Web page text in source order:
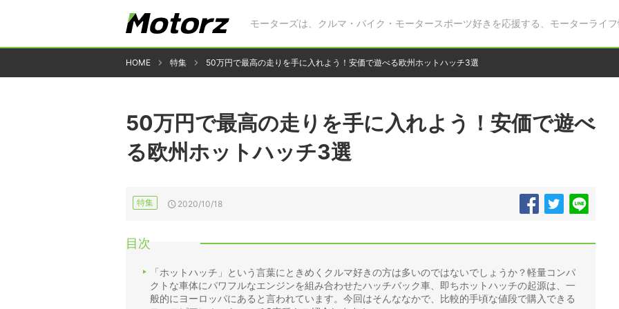
モーターズは、クルマ・バイク・モータースポーツ好きを応援する、モーターライフ
HOME 特集 50万円で最高の走りを手に入れよう！安価で遊べる欧州ホットハッチ3選
50万円で最高の走りを手に入れよう！安価で遊べ
る欧州ホットハッチ3選
特集 2020/10/18
目次
「ホットハッチ」という言葉にときめくクルマ好きの方は多いのではないでしょうか？軽量コンパ
クトな車体にパワフルなエンジンを組み合わせたハッチバック車、即ちホットハッチの起源は、一
般的にヨーロッパにあると言われています。今回はそんななかで、比較的手頃な値段で購入できる